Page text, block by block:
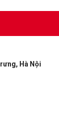
Hà Nội